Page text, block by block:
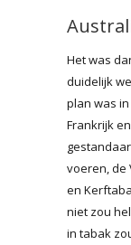
Het was
duidelijk
plan was
Frankrijk
voeren, de
en
niet zou
in tabak